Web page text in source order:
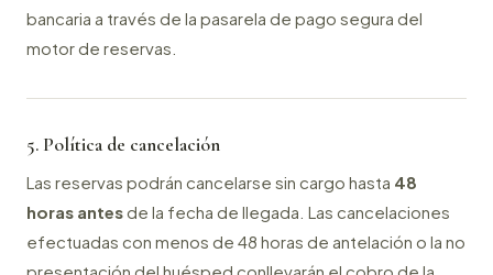
bancaria a través de la pasarela de pago segura del
motor de reservas.
5. Política de cancelación
Las reservas podrán cancelarse sin cargo hasta 48
horas antesde la fecha de llegada. Las cancelaciones
efectuadas con menos de 48 horas de antelación o la no